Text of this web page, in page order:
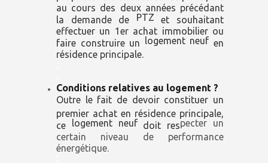
au cours des deux années précédant
la demande de PTZ et souhaitant
effectuer un 1er achat immobilier ou
faire construire un logement neuf en
résidence principale.
Conditions relatives au logement ?
Outre le fait de devoir constituer un
premier achat en résidence principale,
ce logement neuf doit respecter un
certain niveau de performance
énergétique.